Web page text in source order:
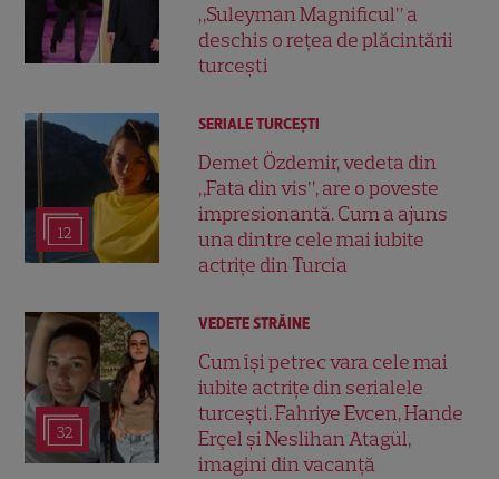
„Suleyman Magnificul” a
deschis o rețea de plăcintării
turcești
12
SERIALE TURCEŞTI
Demet Özdemir, vedeta din
„Fata din vis”, are o poveste
impresionantă. Cum a ajuns
una dintre cele mai iubite
actrițe din Turcia
32
VEDETE STRĂINE
Cum își petrec vara cele mai
iubite actrițe din serialele
turcești. Fahriye Evcen, Hande
Erçel și Neslihan Atagül,
imagini din vacanță